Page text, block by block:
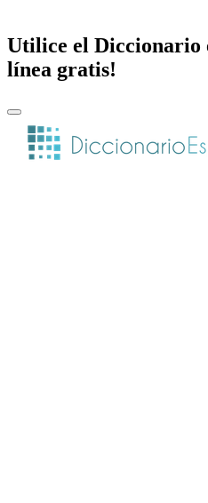
Utilice el Diccionario
línea gratis!